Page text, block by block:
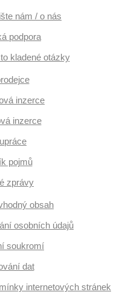
nám / o nás
podpora
kladené otázky
inzerce
inzerce
pojmů
zprávy
obsah
osobních údajů
soukromí
dat
internetových stránek